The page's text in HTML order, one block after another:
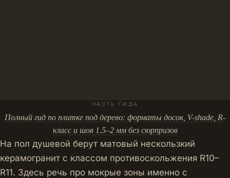
ЧАСТЬ ГИДА
Полный гид по плитке под дерево: форматы досок, V-shade, R-
класс и шов 1.5–2 мм без сюрпризов
На пол душевой берут матовый нескользкий
керамогранит с классом противоскольжения R10–
R11. Здесь речь про мокрые зоны именно с